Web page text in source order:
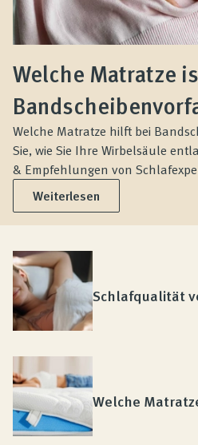
Welche Matratze
Welche Matratze hilft bei
Sie, wie Sie Ihre Wirbelsäule
& Empfehlungen von
Weiterlesen
Schlafqualität
Welche